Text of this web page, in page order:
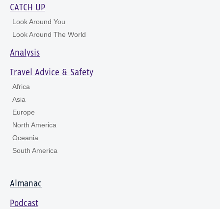
CATCH UP
Look Around You
Look Around The World
Analysis
Travel Advice & Safety
Africa
Asia
Europe
North America
Oceania
South America
Almanac
Podcast